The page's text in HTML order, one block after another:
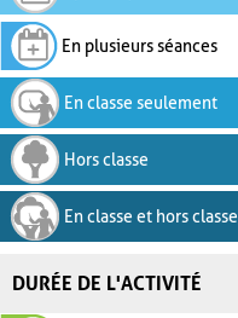
En plusieurs séances
En classe seulement
Hors classe
En classe et hors classe
DURÉE DE L'ACTIVITÉ